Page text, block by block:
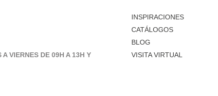
A VIERNES DE 09H A 13H Y
INSPIRACIONES
CATÁLOGOS
BLOG
VISITA VIRTUAL